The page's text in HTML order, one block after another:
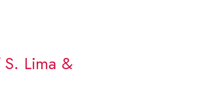
S. Lima &